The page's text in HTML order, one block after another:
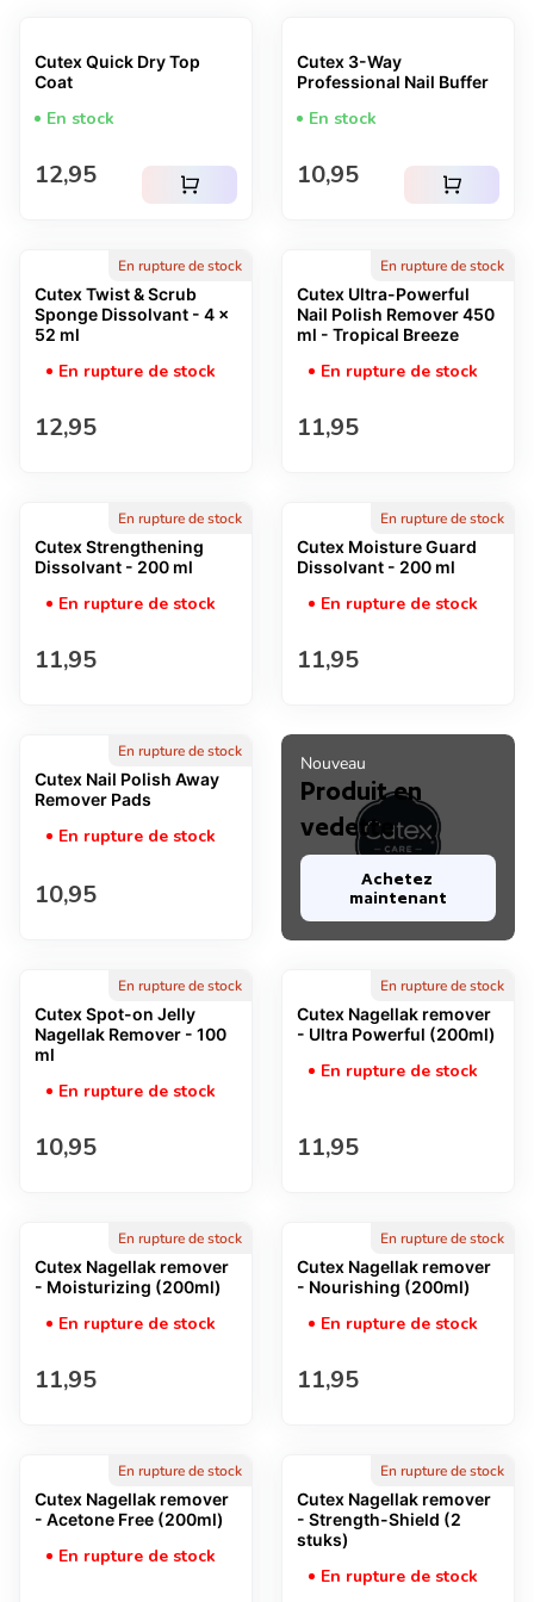
Nouveau
Produit en
vedette
Achetez
maintenant
Cutex Quick Dry Top
Coat
En stock
Prix normal
12,95 shopping_cart
Cutex 3-Way
Professional Nail Buffer
En stock
Prix normal
10,95 shopping_cart
En rupture de stock
Cutex Twist & Scrub
Sponge Dissolvant - 4 x
52 ml
En rupture de stock
Prix normal
12,95
En rupture de stock
Cutex Ultra-Powerful
Nail Polish Remover 450
ml - Tropical Breeze
En rupture de stock
Prix normal
11,95
En rupture de stock
Cutex Strengthening
Dissolvant - 200 ml
En rupture de stock
Prix normal
11,95
En rupture de stock
Cutex Moisture Guard
Dissolvant - 200 ml
En rupture de stock
Prix normal
11,95
En rupture de stock
Cutex Nail Polish Away
Remover Pads
En rupture de stock
Prix normal
10,95
En rupture de stock
Cutex Spot-on Jelly
Nagellak Remover - 100
ml
En rupture de stock
Prix normal
10,95
En rupture de stock
Cutex Nagellak remover
- Ultra Powerful (200ml)
En rupture de stock
Prix normal
11,95
En rupture de stock
Cutex Nagellak remover
- Moisturizing (200ml)
En rupture de stock
Prix normal
11,95
En rupture de stock
Cutex Nagellak remover
- Nourishing (200ml)
En rupture de stock
Prix normal
11,95
En rupture de stock
Cutex Nagellak remover
- Acetone Free (200ml)
En rupture de stock
En rupture de stock
Cutex Nagellak remover
- Strength-Shield (2
stuks)
En rupture de stock